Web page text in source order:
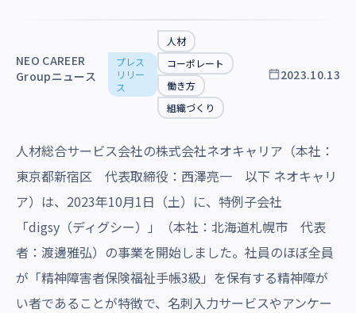
NEO CAREER
Groupニュース
プレス
リリー
ス
人材
コーポレート
働き方
組織づくり
2023.10.13
人材総合サービス会社の株式会社ネオキャリア（本社：
東京都新宿区 代表取締役：西澤亮一 以下 ネオキャリ
ア）は、2023年10月1日（土）に、特例子会社
「digsy（ディグシー）」（本社：北海道札幌市 代表
者：渡邊雅弘）の事業を開始しました。社員のほぼ全員
が「精神障害者保険福祉手帳3級」を保有する精神障が
い者であることが特徴で、名刺入力サービスやアンケー